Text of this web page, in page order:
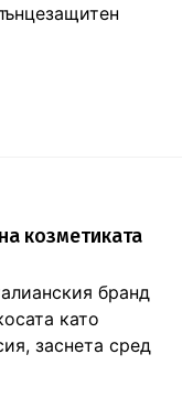
козметиката
бранд
като
заснета сред